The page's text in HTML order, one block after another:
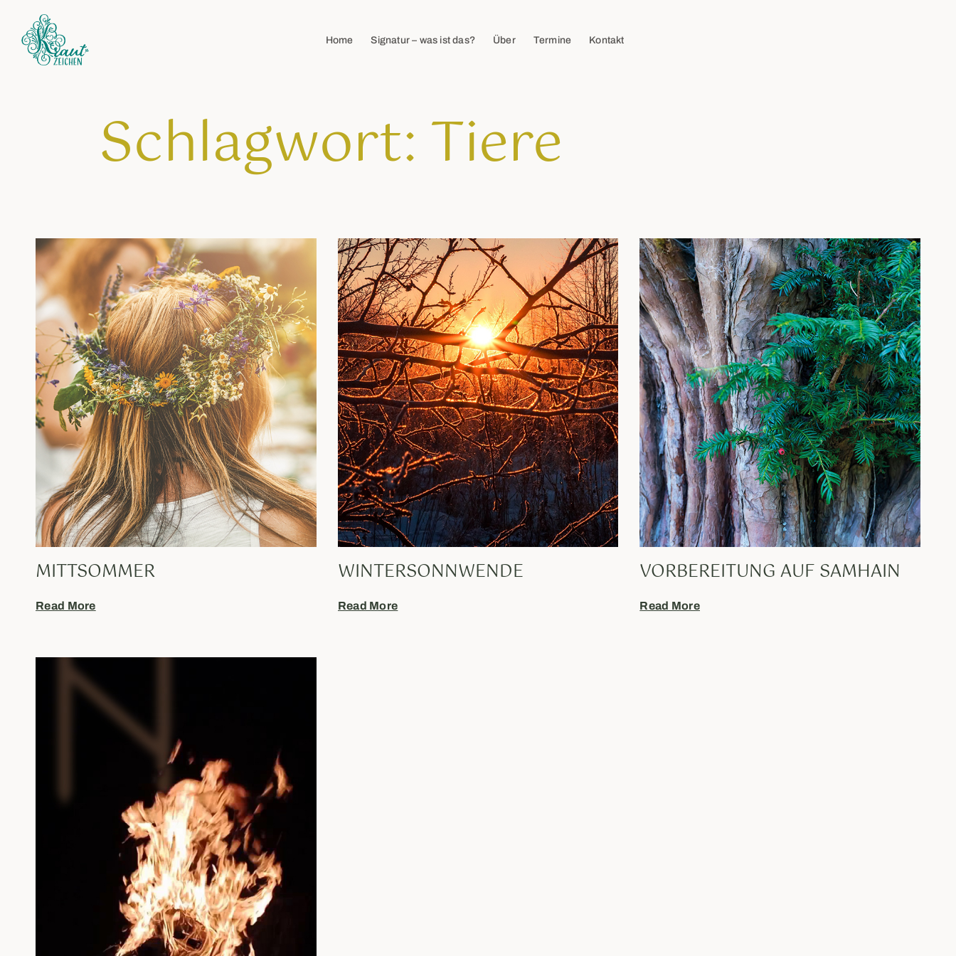
Home Signatur – was ist das? Über Termine Kontakt
Schlagwort: Tiere
MITTSOMMER
Read More
WINTERSONNWENDE
Read More
VORBEREITUNG AUF SAMHAIN
Read More